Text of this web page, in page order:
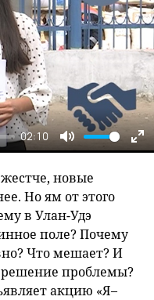
02:10
Mute
новые
Но ям от этого
в Улан-Удэ
поле? Почему
Что мешает? И
проблемы?
акцию «Я–